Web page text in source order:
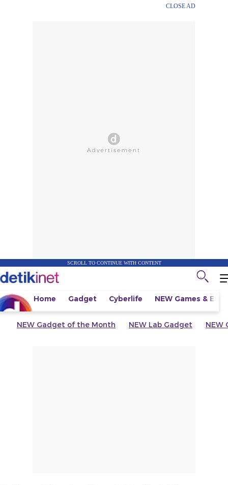
CLOSE AD
SCROLL TO CONTINUE WITH CONTENT
Home Gadget Cyberlife NEW Games &
NEW Gadget of the Month NEW Lab Gadget NEW